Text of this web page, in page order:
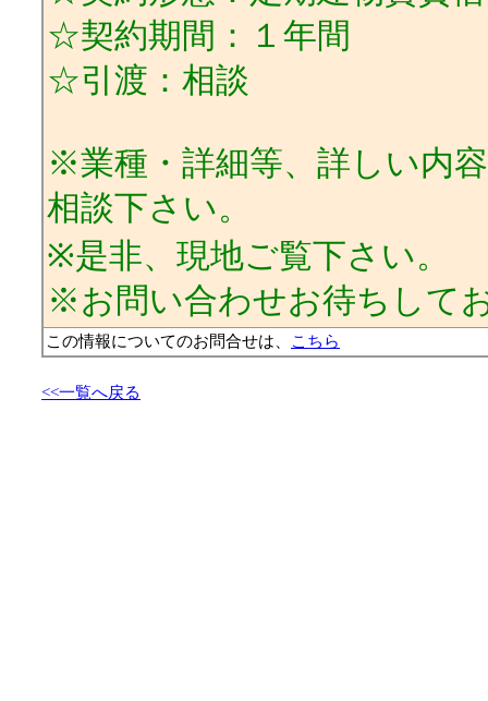
☆契約期間：１年間
☆引渡：相談
※業種・詳細等、詳しい内
相談下さい。
※是非、現地ご覧下さい。
※お問い合わせお待ちし
この情報についてのお問合せは、 こちら
<<一覧へ戻る